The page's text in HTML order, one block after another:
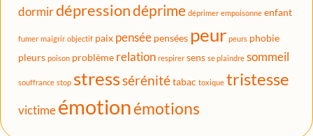
dormirdépressiondéprime déprimer empoisonne enfant
fumer maigrir objectif paix pensée pensées peur peurs phobie
pleurs poison problème relation respirer sens se plaindre sommeil
souffrance stop stresssérénitétabac toxique tristesse
victimeémotionémotions